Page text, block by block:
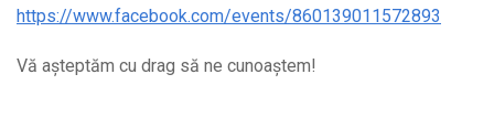
https://www.facebook.com/events/860139011572893
Vă așteptăm cu drag să ne cunoaștem!